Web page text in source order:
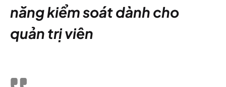
năng kiểm soát dành cho
quản trị viên